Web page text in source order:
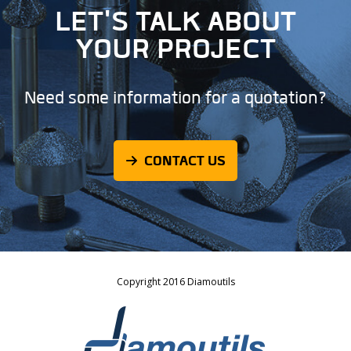
LET'S TALK ABOUT
YOUR PROJECT
Need some information for a quotation?
CONTACT US
Copyright 2016 Diamoutils